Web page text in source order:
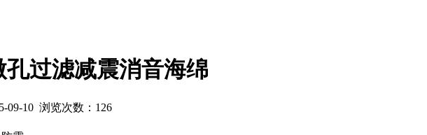
过滤减震消音海绵
09-10 浏览次数： 126